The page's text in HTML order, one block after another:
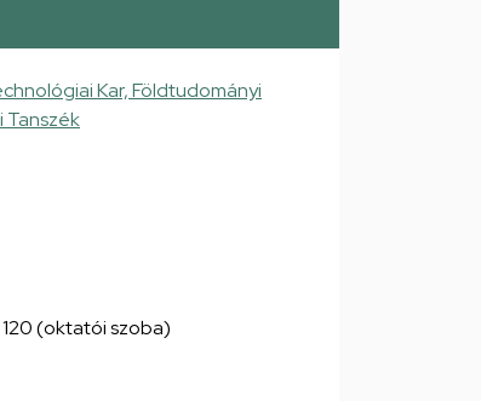
Kar, Földtudományi
Tanszék
120 (oktatói szoba)